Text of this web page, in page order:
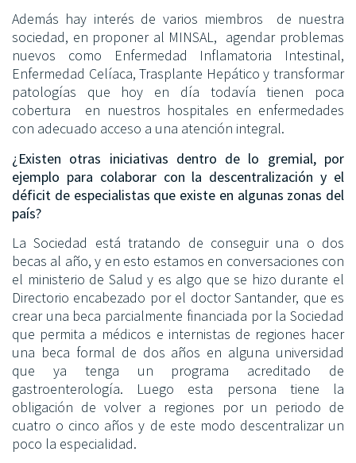
Además hay interés de varios miembros de nuestra
sociedad, en proponer al MINSAL, agendar problemas
nuevos como Enfermedad Inflamatoria Intestinal,
Enfermedad Celíaca, Trasplante Hepático y transformar
patologías que hoy en día todavía tienen poca
cobertura en nuestros hospitales en enfermedades
con adecuado acceso a una atención integral.
¿Existen otras iniciativas dentro de lo gremial, por
ejemplo para colaborar con la descentralización y el
déficit de especialistas que existe en algunas zonas del
país?
La Sociedad está tratando de conseguir una o dos
becas al año, y en esto estamos en conversaciones con
el ministerio de Salud y es algo que se hizo durante el
Directorio encabezado por el doctor Santander, que es
crear una beca parcialmente financiada por la Sociedad
que permita a médicos e internistas de regiones hacer
una beca formal de dos años en alguna universidad
que ya tenga un programa acreditado de
gastroenterología. Luego esta persona tiene la
obligación de volver a regiones por un periodo de
cuatro o cinco años y de este modo descentralizar un
poco la especialidad.